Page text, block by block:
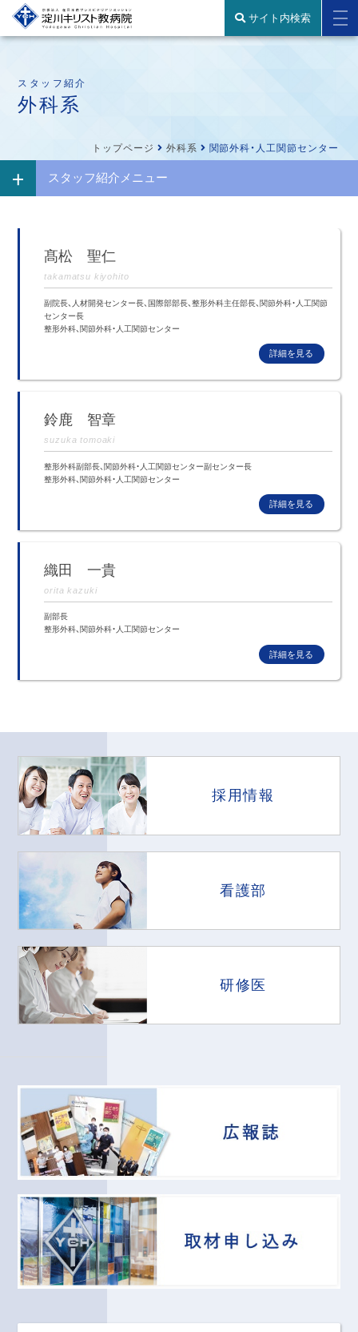
サイト内検索
スタッフ紹介
外科系
トップページ 外科系 関節外科・人工関節センター
スタッフ紹介メニュー
髙松 聖仁
takamatsu kiyohito
副院長、人材開発センター長、国際部部長、整形外科主任部長、関節外科・人工関節
センター長
整形外科、関節外科・人工関節センター
鈴鹿 智章
suzuka tomoaki
整形外科副部長、関節外科・人工関節センター副センター長
整形外科、関節外科・人工関節センター
織田 一貴
orita kazuki
副部長
整形外科、関節外科・人工関節センター
採用情報
看護部
研修医